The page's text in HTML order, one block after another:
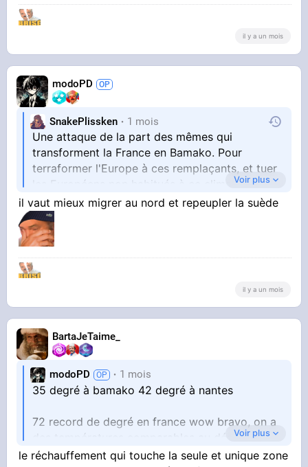
il y a un mois
modoPD
SnakePlissken 1 mois
Une attaque de la part des mêmes qui
transforment la France en Bamako. Pour
terraformer l'Europe à ces remplaçants, et tuer
les Européens non habitués à ce climat, par
exemple.
On a entendu récemment des représentants
d'un certain pays du Moyen-orient menacer les
capitales européennes.
Voir plus
il vaut mieux migrer au nord et repeupler la suède
il y a un mois
BartaJeTaime_
modoPD 1 mois
35 degré à bamako 42 degré à nantes
72 record de degré en france wow bravo, on a
des températures comparables au désert du
Voir plus
le réchauffement qui touche la seule et unique zone